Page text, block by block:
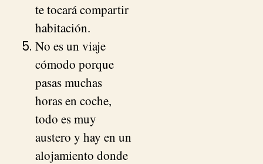
te tocará compartir
habitación.
No es un viaje
cómodo porque
pasas muchas
horas en coche,
todo es muy
austero y hay en un
alojamiento donde